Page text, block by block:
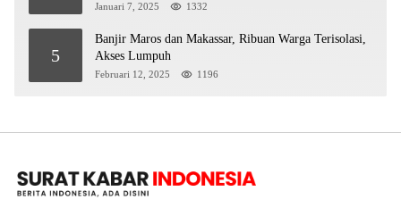
Januari 7, 2025 1332
5
Banjir Maros dan Makassar, Ribuan Warga Terisolasi,
Akses Lumpuh
Februari 12, 2025 1196